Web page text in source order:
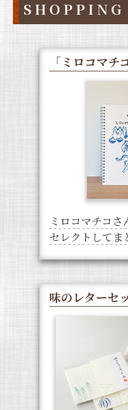
SHOPPING
「ミロコマチ
ミロコマチコさ
セレクトしてま
味のレターセ